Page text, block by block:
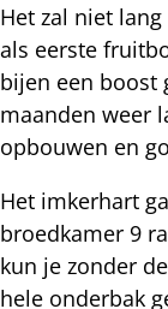
Het zal niet
als eerste
bijen een boost
maanden weer
opbouwen en
Het imkerhart
broedkamer 9
kun je zonder
hele onderbak